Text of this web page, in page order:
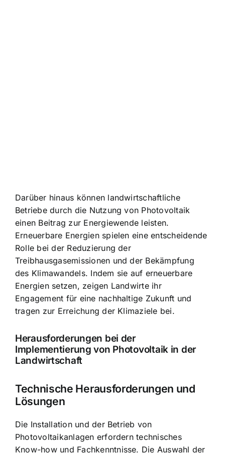
Darüber hinaus können landwirtschaftliche
Betriebe durch die Nutzung von Photovoltaik
einen Beitrag zur Energiewende leisten.
Erneuerbare Energien spielen eine entscheidende
Rolle bei der Reduzierung der
Treibhausgasemissionen und der Bekämpfung
des Klimawandels. Indem sie auf erneuerbare
Energien setzen, zeigen Landwirte ihr
Engagement für eine nachhaltige Zukunft und
tragen zur Erreichung der Klimaziele bei.
Herausforderungen bei der
Implementierung von Photovoltaik in der
Landwirtschaft
Technische Herausforderungen und
Lösungen
Die Installation und der Betrieb von
Photovoltaikanlagen erfordern technisches
Know-how und Fachkenntnisse. Die Auswahl der